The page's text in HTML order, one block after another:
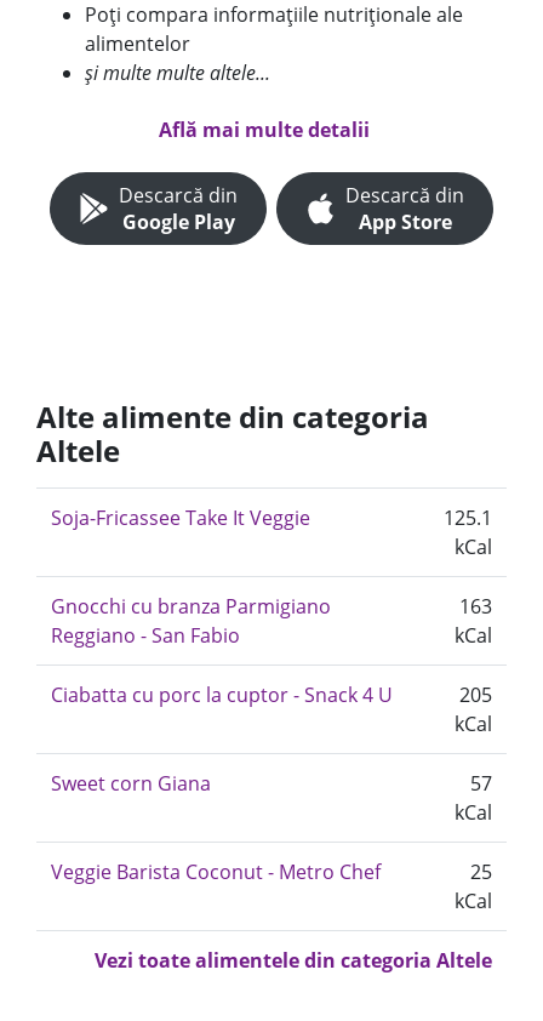
Poți compara informațiile nutriționale ale
alimentelor
și multe multe altele...
Află mai multe detalii
Descarcă din
Google Play
Descarcă din
App Store
Alte alimente din categoria
Altele
Soja-Fricassee Take It Veggie
125.1
kCal
Gnocchi cu branza Parmigiano
Reggiano - San Fabio
163
kCal
Ciabatta cu porc la cuptor - Snack 4 U
205
kCal
Sweet corn Giana
57
kCal
Veggie Barista Coconut - Metro Chef
25
kCal
Vezi toate alimentele din categoria Altele